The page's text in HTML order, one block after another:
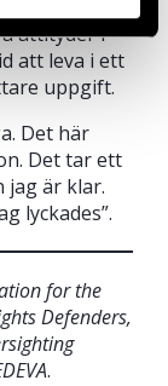
attityder i
att leva i ett
uppgift.
Det här
Det tar ett
jag är klar.
lyckades”.
for the
Defenders,
.